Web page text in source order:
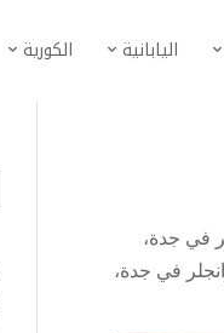
اليابانية الكورية
في جدة،
في جدة،